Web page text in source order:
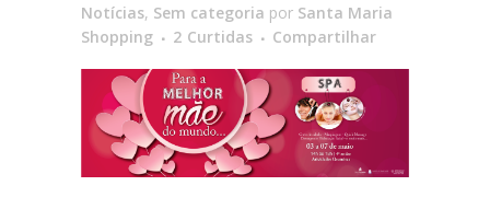
Notícias, Sem categoria por Santa Maria
Shopping
2 Curtidas Compartilhar